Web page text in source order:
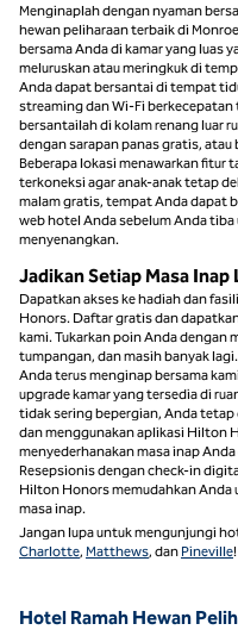
Menginaplah dengan nyaman
hewan peliharaan terbaik di
bersama Anda di kamar yang luas
meluruskan atau meringkuk di
Anda dapat bersantai di tempat
streaming dan Wi-Fi
bersantailah di kolam renang luar
dengan sarapan panas gratis,
Beberapa lokasi menawarkan fitur
terkoneksi agar anak-anak tetap
malam gratis, tempat Anda dapat
web hotel Anda sebelum Anda
menyenangkan.
Jadikan Setiap Masa
Dapatkan akses ke hadiah dan
Honors. Daftar gratis dan
kami. Tukarkan poin Anda dengan
tumpangan, dan masih banyak
Anda terus menginap bersama
upgrade kamar yang tersedia di
tidak sering bepergian, Anda
dan menggunakan aplikasi Hilton
menyederhanakan masa inap
Resepsionis dengan check-in
Hilton Honors memudahkan Anda
masa inap.
Jangan lupa untuk mengunjungi
Charlotte, Matthews, dan Pineville!
Hotel Ramah Hewan